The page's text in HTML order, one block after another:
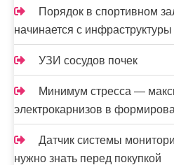
Порядок в спортивном
начинается с инфраструктуры
УЗИ сосудов почек
Минимум стресса —
электрокарнизов в
Датчик системы
нужно знать перед покупкой